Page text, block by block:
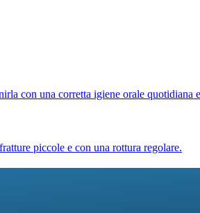
con una corretta igiene orale quotidiana
piccole e con una rottura regolare.